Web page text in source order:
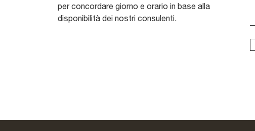
per concordare giorno e orario in base alla
disponibilità dei nostri consulenti.